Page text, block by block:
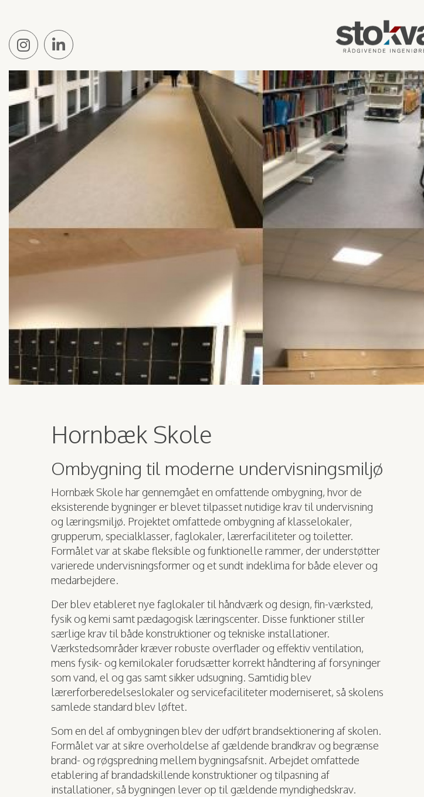
Hornbæk Skole
Ombygning til moderne undervisningsmiljø
Hornbæk Skole har gennemgået en omfattende ombygning, hvor de
eksisterende bygninger er blevet tilpasset nutidige krav til undervisning
og læringsmiljø. Projektet omfattede ombygning af klasselokaler,
grupperum, specialklasser, faglokaler, lærerfaciliteter og toiletter.
Formålet var at skabe fleksible og funktionelle rammer, der understøtter
varierede undervisningsformer og et sundt indeklima for både elever og
medarbejdere.
Der blev etableret nye faglokaler til håndværk og design, fin-værksted,
fysik og kemi samt pædagogisk læringscenter. Disse funktioner stiller
særlige krav til både konstruktioner og tekniske installationer.
Værkstedsområder kræver robuste overflader og effektiv ventilation,
mens fysik- og kemilokaler forudsætter korrekt håndtering af forsyninger
som vand, el og gas samt sikker udsugning. Samtidig blev
lærerforberedelseslokaler og servicefaciliteter moderniseret, så skolens
samlede standard blev løftet.
Som en del af ombygningen blev der udført brandsektionering af skolen.
Formålet var at sikre overholdelse af gældende brandkrav og begrænse
brand- og røgspredning mellem bygningsafsnit. Arbejdet omfattede
etablering af brandadskillende konstruktioner og tilpasning af
installationer, så bygningen lever op til gældende myndighedskrav.